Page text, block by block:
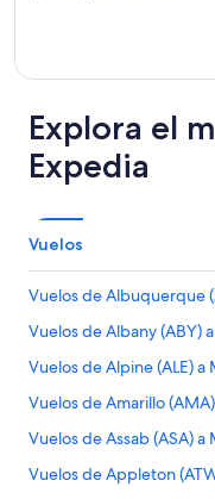
Explora el
Expedia
Vuelos
Vuelos de Albuquerque
Vuelos de Albany (ABY)
Vuelos de Alpine (ALE) a
Vuelos de Amarillo
Vuelos de Assab (ASA) a
Vuelos de Appleton